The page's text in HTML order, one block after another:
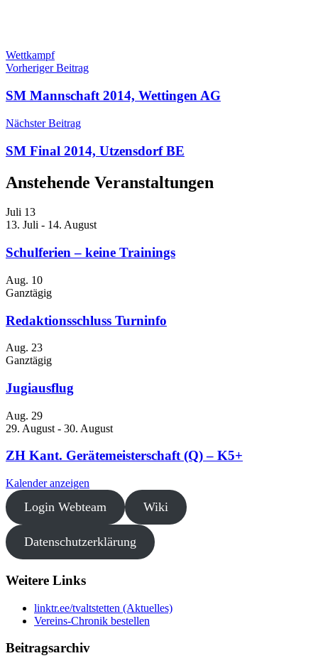
Wettkampf
Beitragsnavigation
Vorheriger Beitrag
SM Mannschaft 2014, Wettingen AG
Nächster Beitrag
SM Final 2014, Utzensdorf BE
Anstehende Veranstaltungen
Juli 13
13. Juli - 14. August
Schulferien – keine Trainings
Aug. 10
Ganztägig
Redaktionsschluss Turninfo
Aug. 23
Ganztägig
Jugiausflug
Aug. 29
29. August - 30. August
ZH Kant. Gerätemeisterschaft (Q) – K5+
Kalender anzeigen
Login Webteam Wiki
Datenschutzerklärung
Weitere Links
linktr.ee/tvaltstetten (Aktuelles)
Vereins-Chronik bestellen
Beitragsarchiv